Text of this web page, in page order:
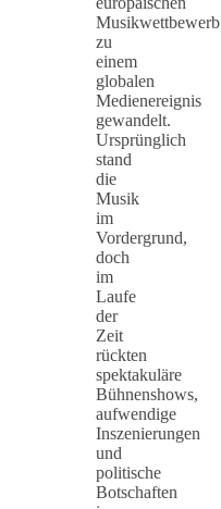
Musikwettbewerb
zu
einem
globalen
Medienereignis
gewandelt.
Ursprünglich
stand
die
Musik
im
Vordergrund,
doch
im
Laufe
der
Zeit
rückten
spektakuläre
Bühnenshows,
aufwendige
Inszenierungen
und
politische
Botschaften